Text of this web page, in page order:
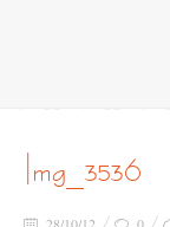
img_3536
28/10/12 0